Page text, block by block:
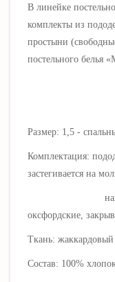
В линейке
комплекты из
простыни
постельного белья «
Размер: 1,5 -
Комплектация:
застегивается на
наволочки
оксфордские,
Ткань:
Состав: 100%